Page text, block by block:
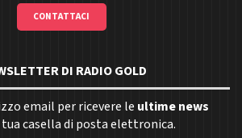
CONTATTACI
DI RADIO GOLD
email per ricevere le ultime news
casella di posta elettronica.